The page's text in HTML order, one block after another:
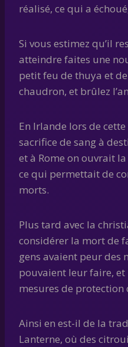
réalisé, ce qui a
Si vous estimez qu’il
atteindre faites une
petit feu de thuya et
chaudron, et brûlez
En Irlande lors de
sacrifice de sang à
et à Rome on ouvrait
ce qui permettait de
morts.
Plus tard avec la
considérer la mort de
gens avaient peur des
pouvaient leur faire, et
mesures de protection
Ainsi en est-il de la
Lanterne, où des